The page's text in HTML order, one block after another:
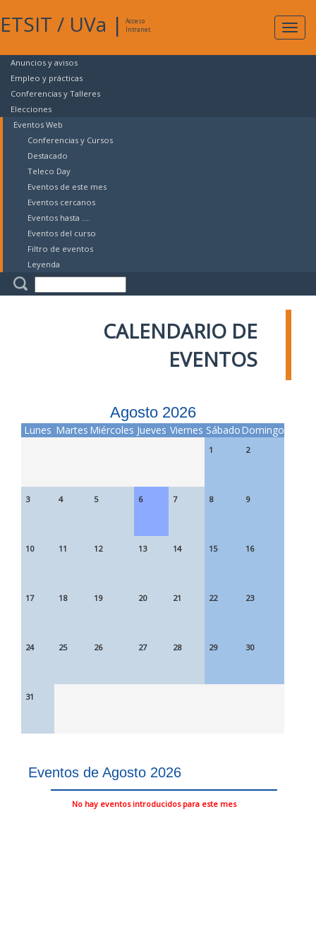
ETSIT / UVa |
Acceso
Intranet
Anuncios y avisos
Empleo y prácticas
Conferencias y Talleres
Elecciones
Eventos Web
Conferencias y Cursos
Destacado
Teleco Day
Eventos de este mes
Eventos cercanos
Eventos hasta ....
Eventos del curso
Filtro de eventos
Leyenda
CALENDARIO DE
EVENTOS
Agosto 2026
Lunes Martes Miércoles Jueves Viernes SábadoDomingo
1 2
3 4 5 6 7 8 9
10 11 12 13 14 15 16
17 18 19 20 21 22 23
24 25 26 27 28 29 30
31
Eventos de Agosto 2026
No hay eventos introducidos para este mes